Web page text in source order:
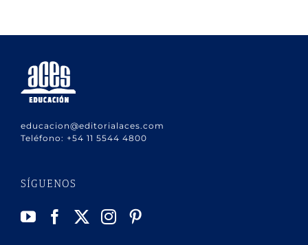
educacion@editorialaces.com
Teléfono: +54 11 5544 4800
SÍGUENOS